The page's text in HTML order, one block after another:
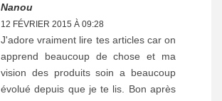
Nanou
12 FÉVRIER 2015 À 09:28
J'adore vraiment lire tes articles car on
apprend beaucoup de chose et ma
vision des produits soin a beaucoup
évolué depuis que je te lis. Bon après